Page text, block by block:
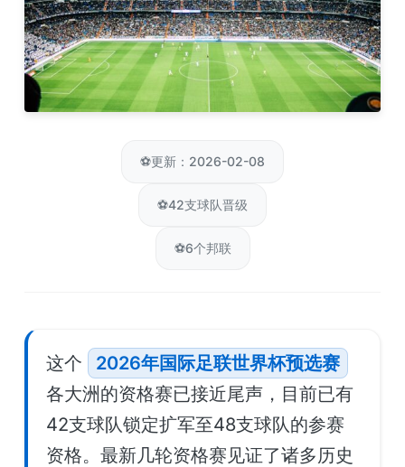
⚽更新：2026-02-08
⚽42支球队晋级
⚽6个邦联
这个
2026年国际足联世界杯预选赛
各大洲的资格赛已接近尾声，目前已有
42支球队锁定扩军至48支球队的参赛
资格。最新几轮资格赛见证了诸多历史